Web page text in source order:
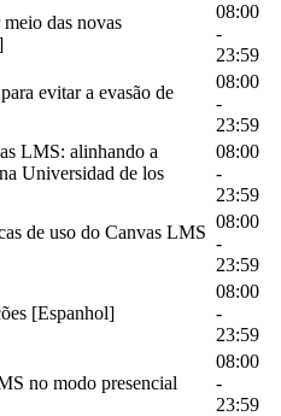
das novas
08:00
-
23:59
evitar a evasão de
08:00
-
23:59
LMS: alinhando a
Universidad de los
08:00
-
23:59
de uso do Canvas LMS
08:00
-
23:59
[Espanhol]
08:00
-
23:59
no modo presencial
08:00
-
23:59